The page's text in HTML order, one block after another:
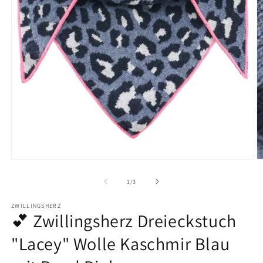
1 /von
3
ZWILLINGSHERZ
💕 Zwillingsherz Dreieckstuch
"Lacey" Wolle Kaschmir Blau